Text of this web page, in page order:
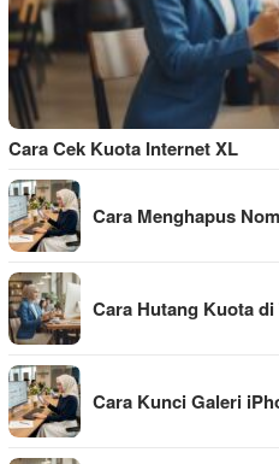
Cara Cek Kuota Internet XL
Cara Menghapus
Cara Hutang Kuota di
Cara Kunci Galeri